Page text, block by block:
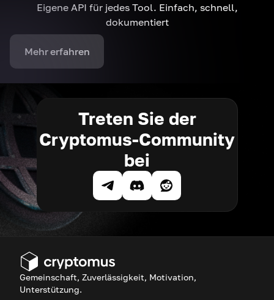
Eigene API für jedes Tool. Einfach, schnell,
dokumentiert
Mehr erfahren
Treten Sie der
Cryptomus-Community
bei
Gemeinschaft, Zuverlässigkeit, Motivation,
Unterstützung.